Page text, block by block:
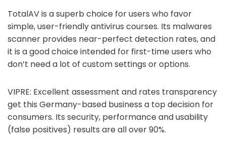
TotalAV is a superb choice for users who favor
simple, user-friendly antivirus courses. Its malwares
scanner provides near-perfect detection rates, and
it is a good choice intended for first-time users who
don’t need a lot of custom settings or options.
VIPRE: Excellent assessment and rates transparency
get this Germany-based business a top decision for
consumers. Its security, performance and usability
(false positives) results are all over 90%.